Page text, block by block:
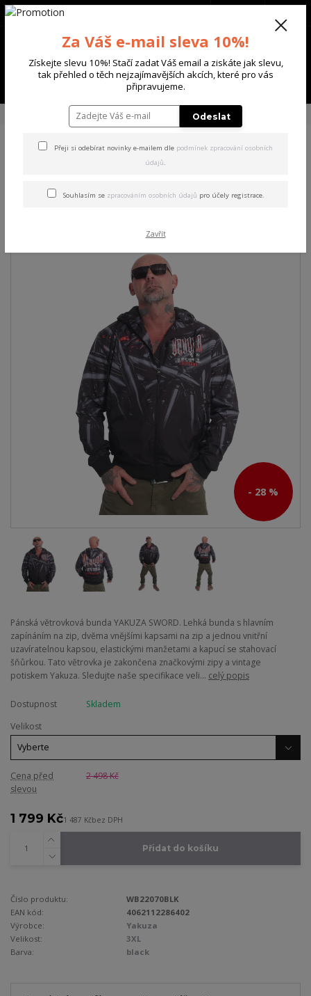
Menu
+420 702 136 620
BUNDY Yakuza pánská větrovka Sword Windbreaker
Yakuza pánská větrovka
Sword Windbreaker
- 28 %
Pánská větrovková bunda YAKUZA SWORD. Lehká bunda s hlavním
zapínáním na zip, dvěma vnějšími kapsami na zip a jednou vnitřní
uzavíratelnou kapsou, elastickými manžetami a kapucí se stahovací
šňůrkou. Tato větrovka je zakončena značkovými zipy a vintage
potiskem Yakuza. Sledujte naše specifikace veli... celý popis
Dostupnost
Skladem
Velikost
Cena před
slevou
2 498 Kč
1 799 Kč1 487 Kčbez DPH
Přidat do košíku
Číslo produktu:
WB22070BLK
EAN kód:
4062112286402
Výrobce:
Yakuza
Velikost:
3XL
Barva:
black
Za Váš e-mail sleva 10%!
Získejte slevu 10%! Stačí zadat Váš email a ziskáte jak slevu,
tak přehled o těch nejzajímavějších akcích, které pro vás
připravujeme.
Odeslat
Přeji si odebírat novinky e-mailem dle podmínek zpracování osobních
údajů.
Souhlasím se zpracováním osobních údajů pro účely registrace.
Zavřít